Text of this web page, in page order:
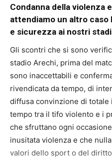
Condanna della violenza
attendiamo un altro
e sicurezza ai nostri
Gli scontri che si sono
stadio Arechi, prima del
sono inaccettabili e
rivendicata da tempo, di
diffusa convinzione di totale
tempo tra il tifo violento e i
che sfruttano ogni
inusitata violenza e che
valori dello sport o del